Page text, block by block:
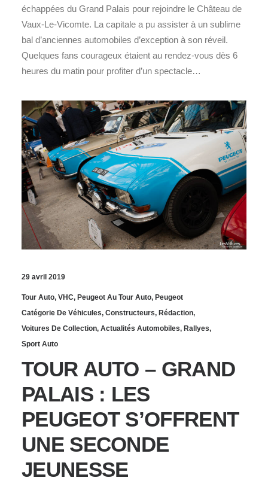
échappées du Grand Palais pour rejoindre le Château de
Vaux-Le-Vicomte. La capitale a pu assister à un sublime
bal d’anciennes automobiles d’exception à son réveil.
Quelques fans courageux étaient au rendez-vous dès 6
heures du matin pour profiter d’un spectacle…
29 avril 2019
Tour Auto, VHC, Peugeot Au Tour Auto, Peugeot
Catégorie De Véhicules, Constructeurs, Rédaction,
Voitures De Collection, Actualités Automobiles, Rallyes,
Sport Auto
TOUR AUTO – GRAND
PALAIS : LES
PEUGEOT S’OFFRENT
UNE SECONDE
JEUNESSE